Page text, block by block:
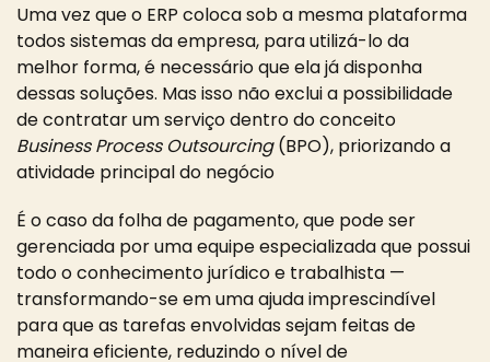
Uma vez que o ERP coloca sob a mesma plataforma
todos sistemas da empresa, para utilizá-lo da
melhor forma, é necessário que ela já disponha
dessas soluções. Mas isso não exclui a possibilidade
de contratar um serviço dentro do conceito
Business Process Outsourcing(BPO), priorizando a
atividade principal do negócio
É o caso da folha de pagamento, que pode ser
gerenciada por uma equipe especializada que possui
todo o conhecimento jurídico e trabalhista —
transformando-se em uma ajuda imprescindível
para que as tarefas envolvidas sejam feitas de
maneira eficiente, reduzindo o nível de